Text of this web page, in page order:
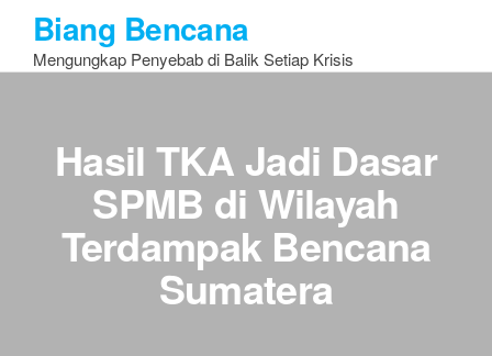
the
Biang Bencana
Mengungkap Penyebab di Balik Setiap Krisis
Hasil TKA Jadi Dasar
SPMB di Wilayah
Terdampak Bencana
Sumatera